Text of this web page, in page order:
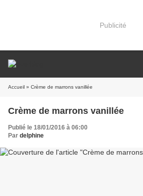
Publicité
Accueil » Crème de marrons vanillée
Crème de marrons vanillée
Publié le 18/01/2016 à 06:00
Par delphine